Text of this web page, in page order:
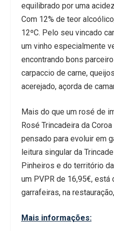
equilibrado por uma
Com 12% de teor
12ºC. Pelo seu vincado
um vinho especialmente
encontrando bons
carpaccio de carne,
acerejado, açorda de
Mais do que um rosé de
Rosé Trincadeira da
pensado para evoluir em
leitura singular da
Pinheiros e do território
um PVPR de 16,95€, está
garrafeiras, na
Mais informações: